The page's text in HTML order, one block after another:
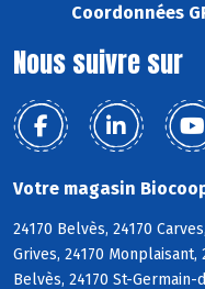
Coordonnées
Nous suivre sur
Votre magasin
24170 Belvès, 24170
Grives, 24170 Monplaisant,
Belvès, 24170 St-